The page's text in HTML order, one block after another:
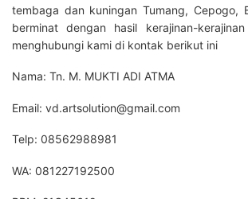
tembaga dan kuningan Tumang, Cepogo,
berminat dengan hasil kerajinan-
menghubungi kami di kontak berikut ini
Nama: Tn. M. MUKTI ADI ATMA
Email: vd.artsolution@gmail.com
Telp: 08562988981
WA: 081227192500